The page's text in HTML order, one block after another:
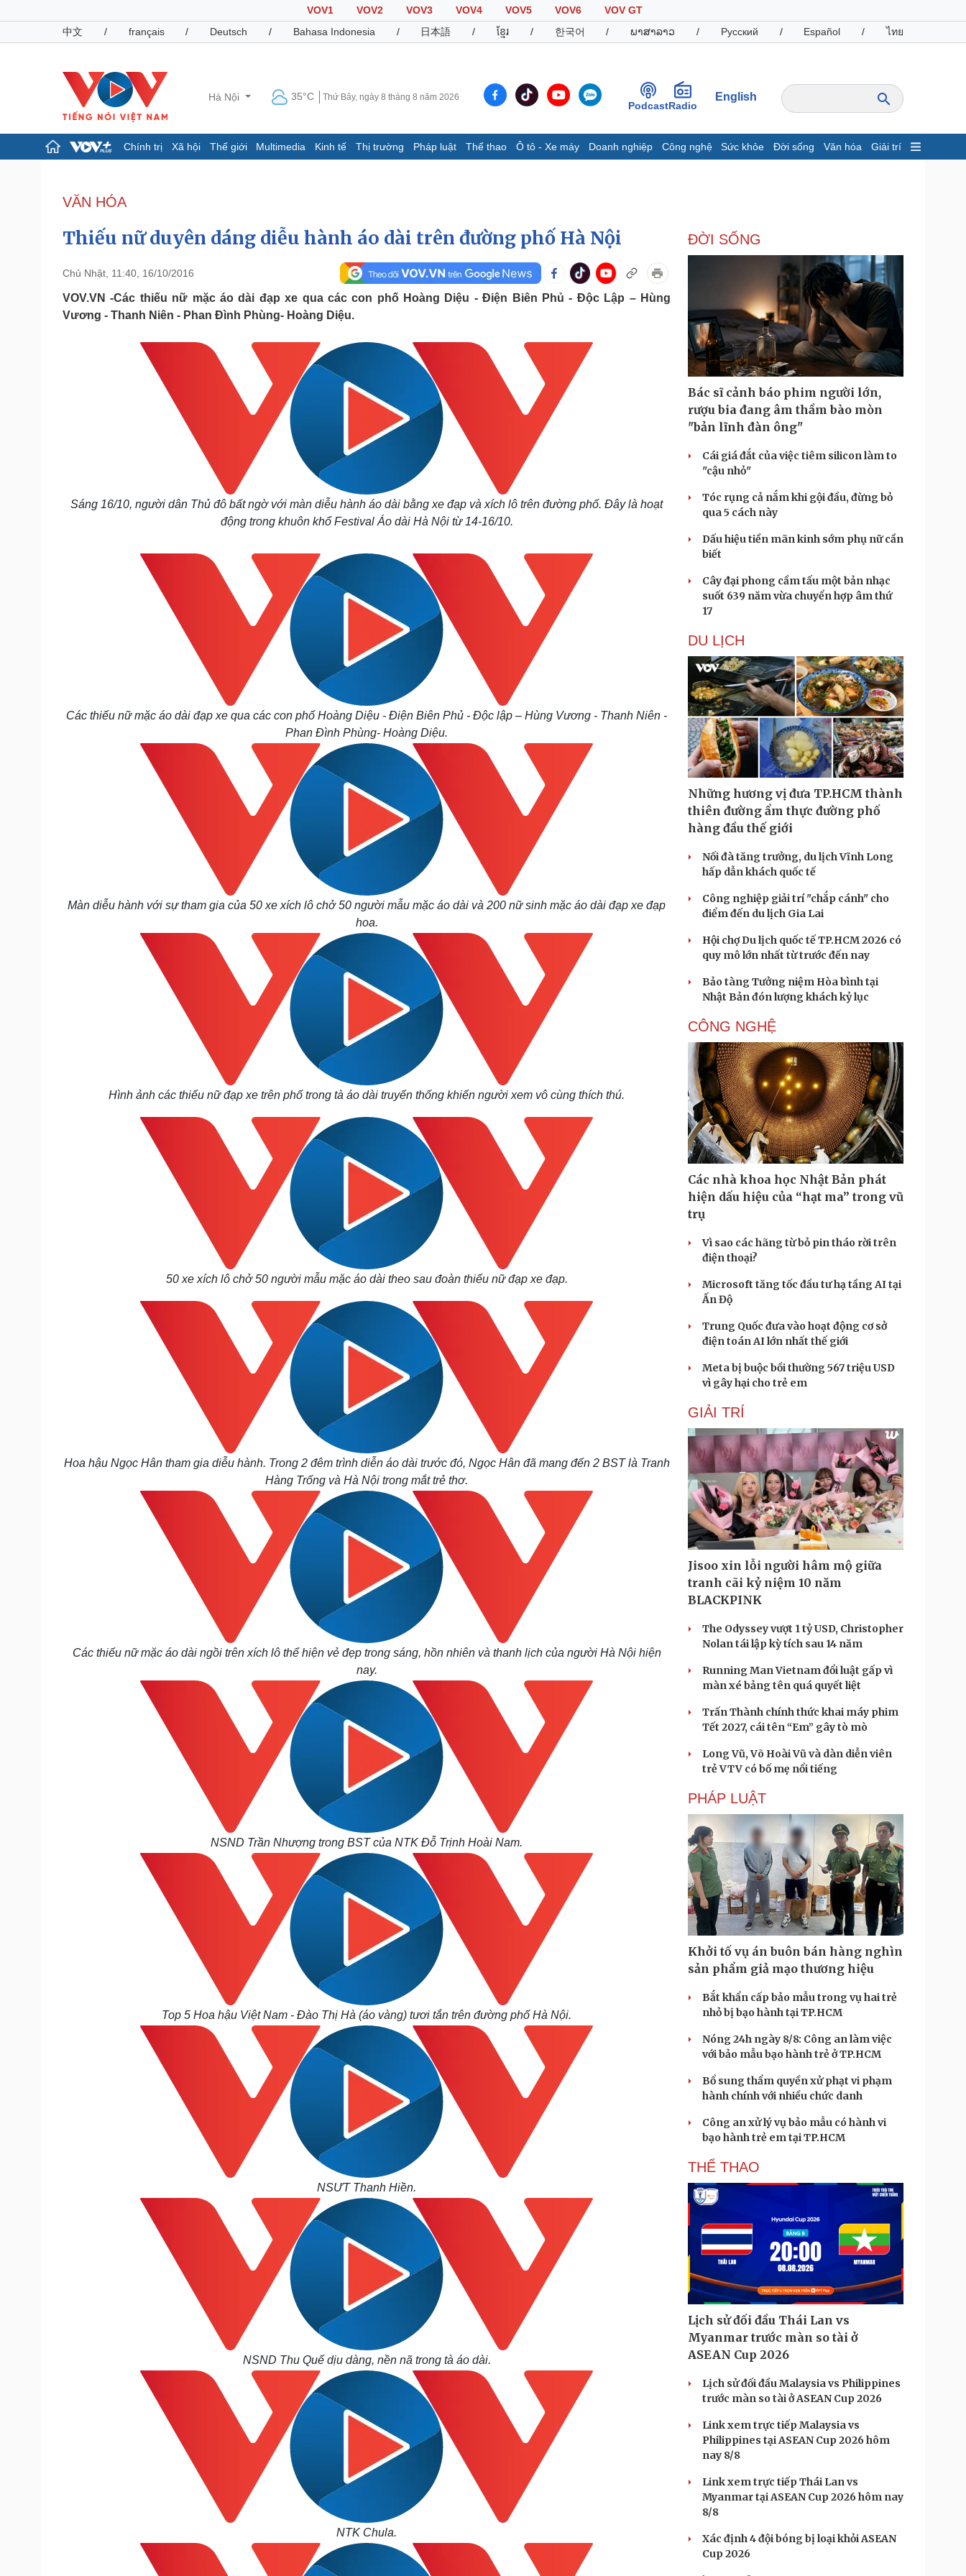
VOV1 VOV2 VOV3 VOV4 VOV5 VOV6
VOV GT
中文
/ français / Deutsch / Bahasa Indonesia / 日本語 / ខ្មែរ / 한국어 / ພາສາລາວ / Русский / Español / ไทย
Hà Nội 35°C Thứ Bảy, ngày 8 tháng 8 năm 2026
PodcastRadio
English
Chính trị Xã hội Thế giới Multimedia Kinh tế Thị trường Pháp luật Thể thao Ô tô - Xe máy Doanh nghiệp Công nghệ Sức khỏe Đời sống Văn hóa Giải trí
Đảng
Tổ chức nhân sự
Quốc hội
Nhận diện sự thật
Dấu ấn VOV
Infographic
Giá cà phê
Pháp luật
Vụ án
Quân sự - Quốc phòng
Vũ khí
Phân tích
Thể thao
Thế giới thể thao
Ô tô - Xe máy
Tư vấn
Doanh nghiệp
Thông tin doanh nghiệp
Doanh nghiệp 24h
Doanh nhân
Vì cộng đồng
Công nghệ
Sành điệu
Tin Công nghệ
Trải nghiệm
Chuyển đổi số
Phòng mạch online
Đời sống
Tình yêu - Gia đình
Văn hóa
Sân khấu - Điện ảnh
Văn học
Âm nhạc
Giải trí
Nghệ sĩ
Thời trang
Sao Việt
Podcast
Đọc truyện đêm khuya
Cửa sổ tình yêu
Kể chuyện cho bé
VĂN HÓA
Thiếu nữ duyên dáng diễu hành áo dài trên đường phố Hà Nội
Chủ Nhật, 11:40, 16/10/2016
VOV.VN -Các thiếu nữ mặc áo dài đạp xe qua các con phố Hoàng Diệu - Điện Biên Phủ - Độc Lập – Hùng
Vương - Thanh Niên - Phan Đình Phùng- Hoàng Diệu.
Sáng 16/10, người dân Thủ đô bất ngờ với màn diễu hành áo dài bằng xe đạp và xích lô trên đường phố. Đây là hoạt
động trong khuôn khổ Festival Áo dài Hà Nội từ 14-16/10.
Các thiếu nữ mặc áo dài đạp xe qua các con phố Hoàng Diệu - Điện Biên Phủ - Độc lập – Hùng Vương - Thanh Niên -
Phan Đình Phùng- Hoàng Diệu.
Màn diễu hành với sự tham gia của 50 xe xích lô chở 50 người mẫu mặc áo dài và 200 nữ sinh mặc áo dài đạp xe đạp
hoa.
Hình ảnh các thiếu nữ đạp xe trên phố trong tà áo dài truyến thống khiến người xem vô cùng thích thú.
50 xe xích lô chở 50 người mẫu mặc áo dài theo sau đoàn thiếu nữ đạp xe đạp.
Hoa hậu Ngọc Hân tham gia diễu hành. Trong 2 đêm trình diễn áo dài trước đó, Ngọc Hân đã mang đến 2 BST là Tranh
Hàng Trống và Hà Nội trong mắt trẻ thơ.
Các thiếu nữ mặc áo dài ngồi trên xích lô thể hiện vẻ đẹp trong sáng, hồn nhiên và thanh lịch của người Hà Nội hiện
nay.
NSND Trần Nhượng trong BST của NTK Đỗ Trịnh Hoài Nam.
Top 5 Hoa hậu Việt Nam - Đào Thị Hà (áo vàng) tươi tắn trên đường phố Hà Nội.
NSƯT Thanh Hiền.
NSND Thu Quế dịu dàng, nền nã trong tà áo dài.
NTK Chula.
ĐỜI SỐNG
Bác sĩ cảnh báo phim người lớn,
rượu bia đang âm thầm bào mòn
"bản lĩnh đàn ông"
Cái giá đắt của việc tiêm silicon làm to
"cậu nhỏ"
Tóc rụng cả nắm khi gội đầu, đừng bỏ
qua 5 cách này
Dấu hiệu tiền mãn kinh sớm phụ nữ cần
biết
Cây đại phong cầm tấu một bản nhạc
suốt 639 năm vừa chuyển hợp âm thứ
17
DU LỊCH
Những hương vị đưa TP.HCM thành
thiên đường ẩm thực đường phố
hàng đầu thế giới
Nối đà tăng trưởng, du lịch Vĩnh Long
hấp dẫn khách quốc tế
Công nghiệp giải trí "chắp cánh" cho
điểm đến du lịch Gia Lai
Hội chợ Du lịch quốc tế TP.HCM 2026 có
quy mô lớn nhất từ trước đến nay
Bảo tàng Tưởng niệm Hòa bình tại
Nhật Bản đón lượng khách kỷ lục
CÔNG NGHỆ
Các nhà khoa học Nhật Bản phát
hiện dấu hiệu của “hạt ma” trong vũ
trụ
Vì sao các hãng từ bỏ pin tháo rời trên
điện thoại?
Microsoft tăng tốc đầu tư hạ tầng AI tại
Ấn Độ
Trung Quốc đưa vào hoạt động cơ sở
điện toán AI lớn nhất thế giới
Meta bị buộc bồi thường 567 triệu USD
vì gây hại cho trẻ em
GIẢI TRÍ
Jisoo xin lỗi người hâm mộ giữa
tranh cãi kỷ niệm 10 năm
BLACKPINK
The Odyssey vượt 1 tỷ USD, Christopher
Nolan tái lập kỳ tích sau 14 năm
Running Man Vietnam đổi luật gấp vì
màn xé bảng tên quá quyết liệt
Trấn Thành chính thức khai máy phim
Tết 2027, cái tên “Em” gây tò mò
Long Vũ, Võ Hoài Vũ và dàn diễn viên
trẻ VTV có bố mẹ nổi tiếng
PHÁP LUẬT
Khởi tố vụ án buôn bán hàng nghìn
sản phẩm giả mạo thương hiệu
Bắt khẩn cấp bảo mẫu trong vụ hai trẻ
nhỏ bị bạo hành tại TP.HCM
Nóng 24h ngày 8/8: Công an làm việc
với bảo mẫu bạo hành trẻ ở TP.HCM
Bổ sung thẩm quyền xử phạt vi phạm
hành chính với nhiều chức danh
Công an xử lý vụ bảo mẫu có hành vi
bạo hành trẻ em tại TP.HCM
THỂ THAO
Lịch sử đối đầu Thái Lan vs
Myanmar trước màn so tài ở
ASEAN Cup 2026
Lịch sử đối đầu Malaysia vs Philippines
trước màn so tài ở ASEAN Cup 2026
Link xem trực tiếp Malaysia vs
Philippines tại ASEAN Cup 2026 hôm
nay 8/8
Link xem trực tiếp Thái Lan vs
Myanmar tại ASEAN Cup 2026 hôm nay
8/8
Xác định 4 đội bóng bị loại khỏi ASEAN
Cup 2026